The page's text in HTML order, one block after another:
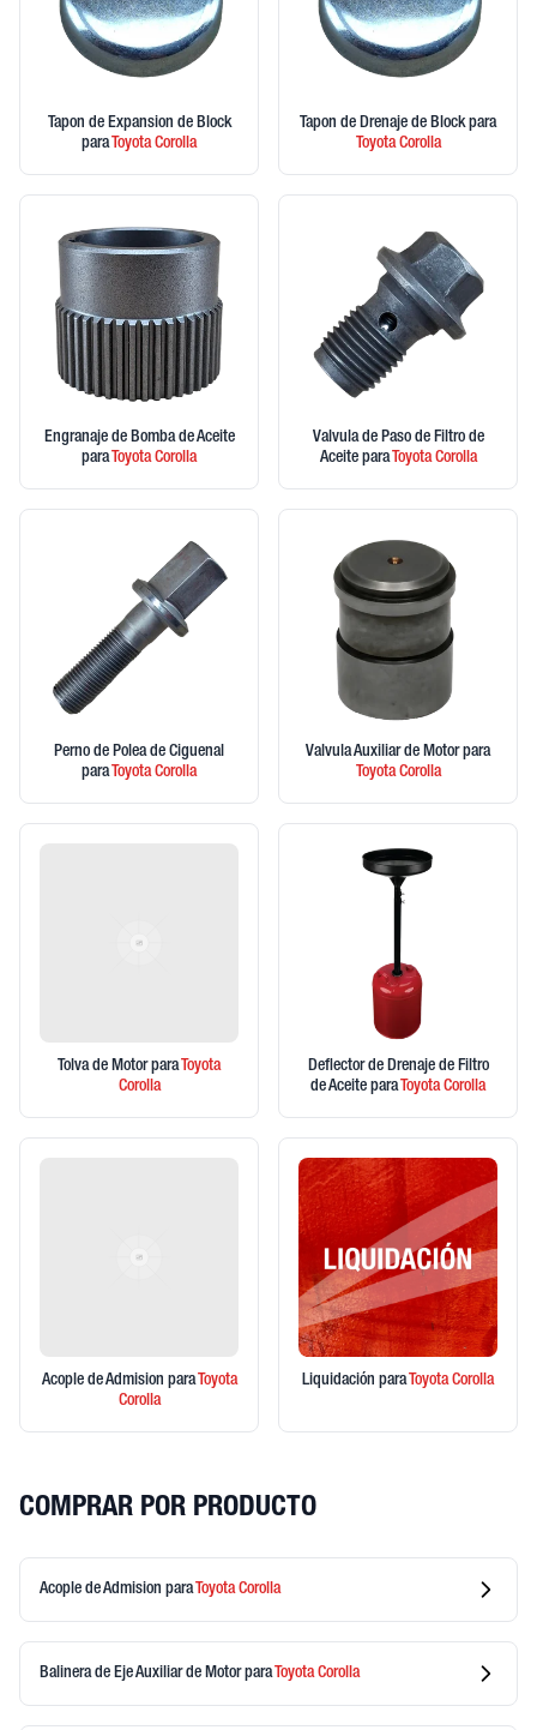
Tapon de Expansion de Block
para ToyotaCorolla
Tapon de Drenaje de Block para
ToyotaCorolla
Engranaje de Bomba de Aceite
para ToyotaCorolla
Valvula de Paso de Filtro de
Aceite para ToyotaCorolla
Perno de Polea de Ciguenal
para ToyotaCorolla
Valvula Auxiliar de Motor para
ToyotaCorolla
Tolva de Motor para Toyota
Corolla
Deflector de Drenaje de Filtro
de Aceite para ToyotaCorolla
Acople de Admision para Toyota
Corolla
Liquidación para ToyotaCorolla
COMPRAR POR PRODUCTO
Acople de Admision paraToyotaCorolla
Balinera de Eje Auxiliar de MotorparaToyotaCorolla